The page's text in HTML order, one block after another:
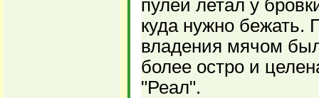
пулей летал у
куда нужно бежать.
владения мячом
более остро и
"Реал".